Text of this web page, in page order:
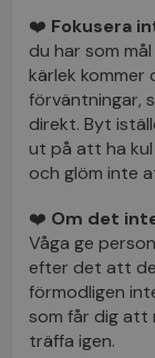
❤️ Fokusera
du har som
kärlek kommer
förväntningar,
direkt. Byt
ut på att ha kul
och glöm inte
❤️ Om det
Våga ge
efter det att
förmodligen
som får dig att
träffa igen.